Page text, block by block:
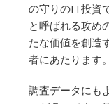
の守りのIT投資
と呼ばれる攻め
たな価値を創造
者にあたります。
調査データにも